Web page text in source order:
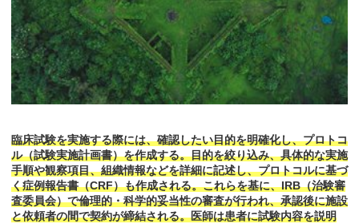
臨床試験を実施する際には、確認したい目的を明確化し、プロトコ
ル（試験実施計画書）を作成する。目的を絞り込み、具体的な実施
手順や観察項目、組織情報などを詳細に記述し、プロトコルに基づ
く症例報告書（CRF）も作成される。これらを基に、IRB（治験審
査委員会）で倫理的・科学的妥当性の審査が行われ、承認後に施設
と依頼者の間で契約が締結される。医師は患者に試験内容を説明